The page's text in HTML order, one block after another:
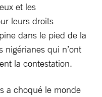
et les
leurs droits
dans le pied de la
nigérianes qui n’ont
la contestation.
a choqué le monde